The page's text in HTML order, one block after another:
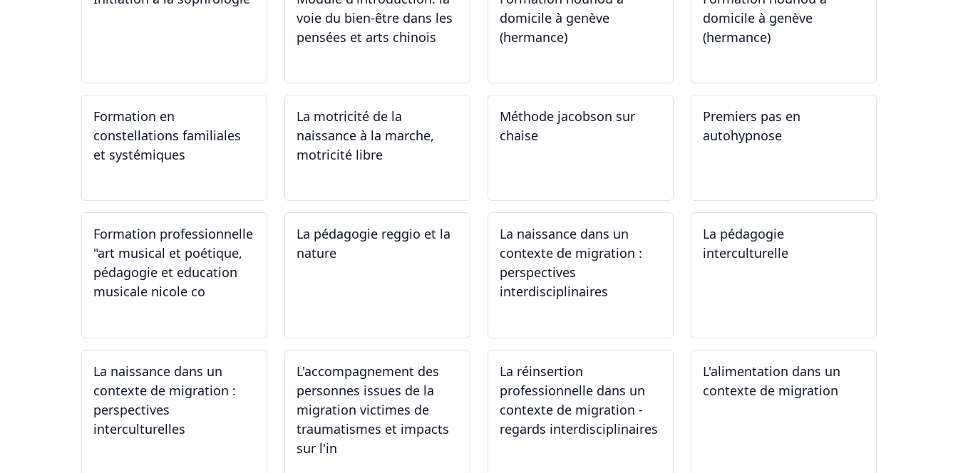
voie du bien-être dans les
pensées et arts chinois
domicile à genève
(hermance)
domicile à genève
(hermance)
Formation en
constellations familiales
et systémiques
La motricité de la
naissance à la marche,
motricité libre
Méthode jacobson sur
chaise
Premiers pas en
autohypnose
Formation professionnelle
"art musical et poétique,
pédagogie et education
musicale nicole co
La pédagogie reggio et la
nature
La naissance dans un
contexte de migration :
perspectives
interdisciplinaires
La pédagogie
interculturelle
La naissance dans un
contexte de migration :
perspectives
interculturelles
L'accompagnement des
personnes issues de la
migration victimes de
traumatismes et impacts
sur l'in
La réinsertion
professionnelle dans un
contexte de migration -
regards interdisciplinaires
L'alimentation dans un
contexte de migration